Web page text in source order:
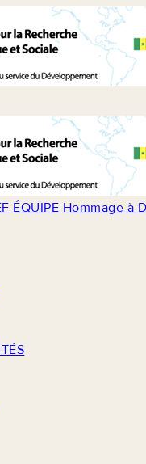
ÉQUIPE Hommage à